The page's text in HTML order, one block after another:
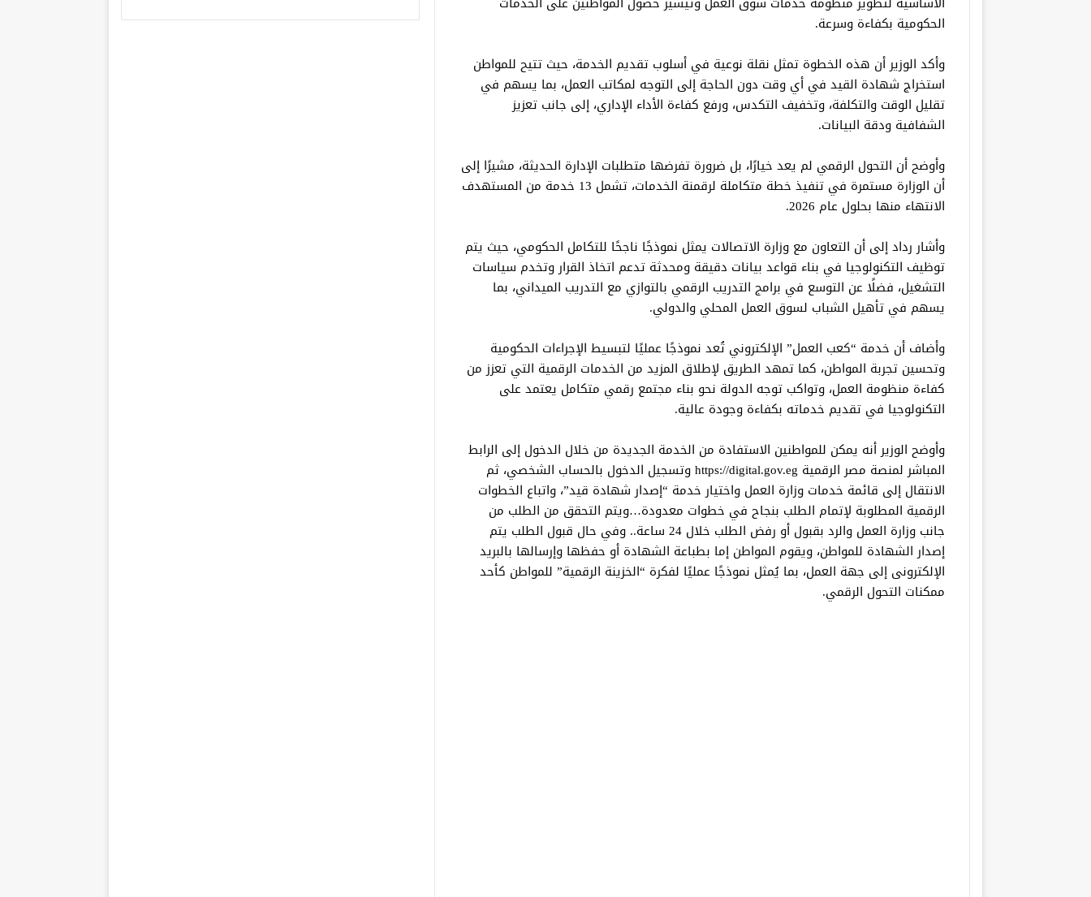
الحكومية بكفاءة وسرعة.
وأكد الوزير أن هذه الخطوة تمثل نقلة نوعية في أسلوب تقديم الخدمة، حيث تتيح للمواطن
استخراج شهادة القيد في أي وقت دون الحاجة إلى التوجه لمكاتب العمل، بما يسهم في
تقليل الوقت والتكلفة، وتخفيف التكدس، ورفع كفاءة الأداء الإداري، إلى جانب تعزيز
الشفافية ودقة البيانات.
وأوضح أن التحول الرقمي لم يعد خيارًا، بل ضرورة تفرضها متطلبات الإدارة الحديثة، مشيرًا إلى
أن الوزارة مستمرة في تنفيذ خطة متكاملة لرقمنة الخدمات، تشمل 13 خدمة من المستهدف
الانتهاء منها بحلول عام 2026.
وأشار رداد إلى أن التعاون مع وزارة الاتصالات يمثل نموذجًا ناجحًا للتكامل الحكومي، حيث يتم
توظيف التكنولوجيا في بناء قواعد بيانات دقيقة ومحدثة تدعم اتخاذ القرار وتخدم سياسات
التشغيل، فضلًا عن التوسع في برامج التدريب الرقمي بالتوازي مع التدريب الميداني، بما
يسهم في تأهيل الشباب لسوق العمل المحلي والدولي.
وأضاف أن خدمة “كعب العمل” الإلكتروني تُعد نموذجًا عمليًا لتبسيط الإجراءات الحكومية
وتحسين تجربة المواطن، كما تمهد الطريق لإطلاق المزيد من الخدمات الرقمية التي تعزز من
كفاءة منظومة العمل، وتواكب توجه الدولة نحو بناء مجتمع رقمي متكامل يعتمد على
التكنولوجيا في تقديم خدماته بكفاءة وجودة عالية.
وأوضح الوزير أنه يمكن للمواطنين الاستفادة من الخدمة الجديدة من خلال الدخول إلى الرابط
المباشر لمنصة مصر الرقمية https://digital.gov.eg وتسجيل الدخول بالحساب الشخصي، ثم
الانتقال إلى قائمة خدمات وزارة العمل واختيار خدمة “إصدار شهادة قيد”، واتباع الخطوات
الرقمية المطلوبة لإتمام الطلب بنجاح في خطوات معدودة…ويتم التحقق من الطلب من
جانب وزارة العمل والرد بقبول أو رفض الطلب خلال 24 ساعة.. وفي حال قبول الطلب يتم
إصدار الشهادة للمواطن، ويقوم المواطن إما بطباعة الشهادة أو حفظها وإرسالها بالبريد
الإلكترونى إلى جهة العمل، بما يُمثل نموذجًا عمليًا لفكرة “الخزينة الرقمية” للمواطن كأحد
ممكنات التحول الرقمي.